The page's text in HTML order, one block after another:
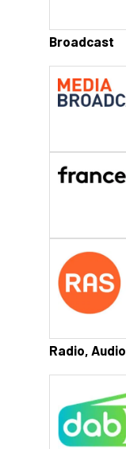
Broadcast
Radio, Audio